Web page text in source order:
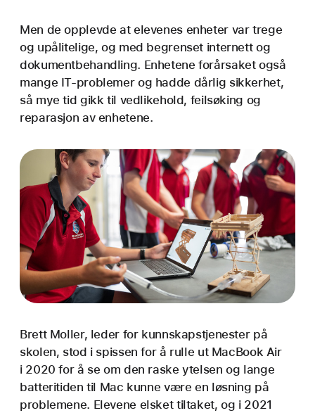
Men de opplevde at elevenes enheter var trege
og upålitelige, og med begrenset internett og
dokument­behandling. Enhetene forårsaket også
mange IT-problemer og hadde dårlig sikkerhet,
så mye tid gikk til vedlikehold, feilsøking og
reparasjon av enhetene.
Brett Moller, leder for kunnskapstjenester på
skolen, stod i spissen for å rulle ut MacBook Air
i 2020 for å se om den raske ytelsen og lange
batteritiden til Mac kunne være en løsning på
problemene. Elevene elsket tiltaket, og i 2021